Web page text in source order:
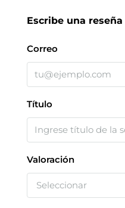
Escribe una reseña
Correo
Título
Valoración
Seleccionar